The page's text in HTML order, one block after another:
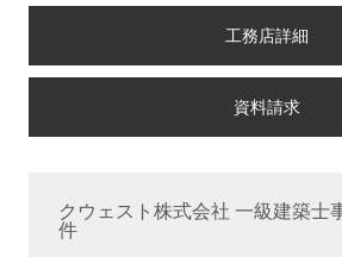
工務店詳細
クウェスト株式会社 一級建築士
件